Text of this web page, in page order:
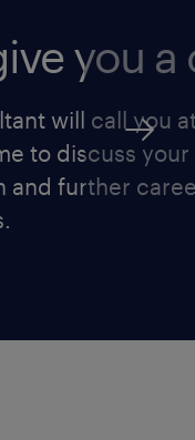
you a
will call you
to discuss your
and further